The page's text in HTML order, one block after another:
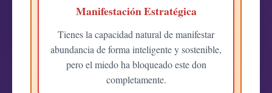
Manifestación Estratégica
Tienes la capacidad natural de manifestar
abundancia de forma inteligente y sostenible,
pero el miedo ha bloqueado este don
completamente.